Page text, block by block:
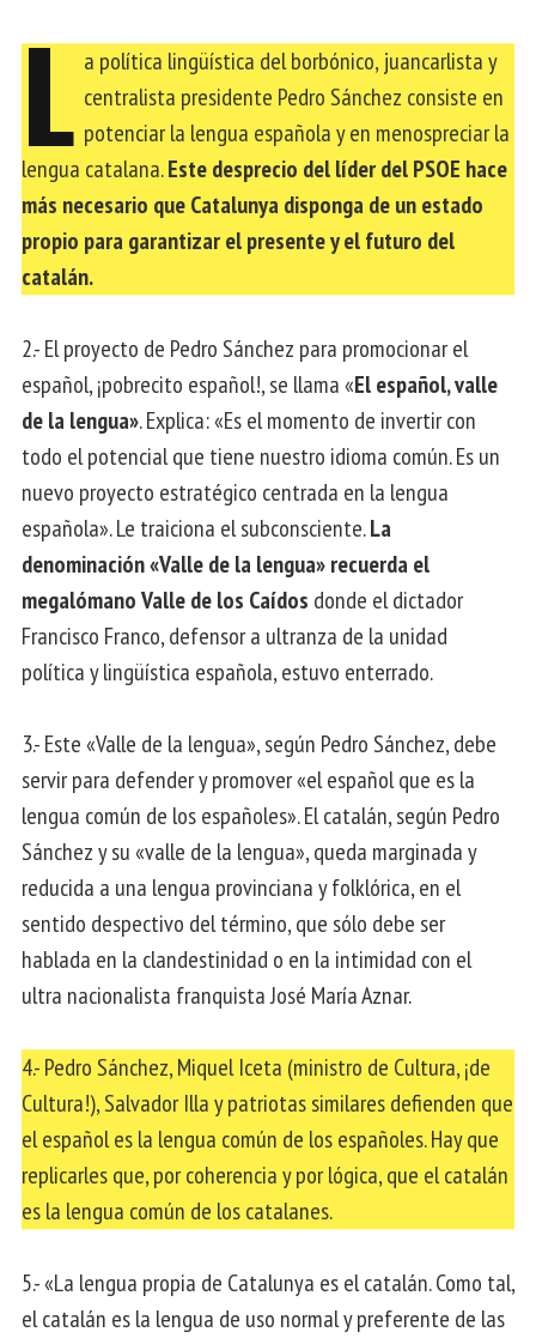
L a política lingüística del borbónico, juancarlista y
centralista presidente Pedro Sánchez consiste en
potenciar la lengua española y en menospreciar la
lengua catalana.Este desprecio del líder del PSOE hace
más necesario que Catalunya disponga de un estado
propio para garantizar el presente y el futuro del
catalán.
2.- El proyecto de Pedro Sánchez para promocionar el
español, ¡pobrecito español!, se llama «El español, valle
de la lengua». Explica: «Es el momento de invertir con
todo el potencial que tiene nuestro idioma común. Es un
nuevo proyecto estratégico centrada en la lengua
española». Le traiciona el subconsciente.La
denominación «Valle de la lengua» recuerda el
megalómano Valle de los Caídos donde el dictador
Francisco Franco, defensor a ultranza de la unidad
política y lingüística española, estuvo enterrado.
3.- Este «Valle de la lengua», según Pedro Sánchez, debe
servir para defender y promover «el español que es la
lengua común de los españoles». El catalán, según Pedro
Sánchez y su «valle de la lengua», queda marginada y
reducida a una lengua provinciana y folklórica, en el
sentido despectivo del término, que sólo debe ser
hablada en la clandestinidad o en la intimidad con el
ultra nacionalista franquista José María Aznar.
4.- Pedro Sánchez, Miquel Iceta (ministro de Cultura, ¡de
Cultura!), Salvador Illa y patriotas similares defienden que
el español es la lengua común de los españoles. Hay que
replicarles que, por coherencia y por lógica, que el catalán
es la lengua común de los catalanes.
5.- «La lengua propia de Catalunya es el catalán. Como tal,
el catalán es la lengua de uso normal y preferente de las